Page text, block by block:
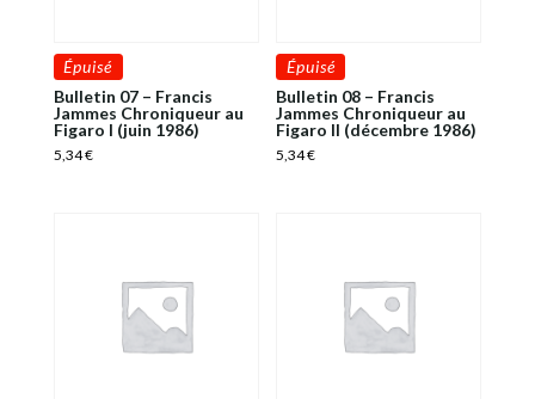
Épuisé
Bulletin 07 – Francis
Jammes Chroniqueur au
Figaro I (juin 1986)
5,34€
Épuisé
Bulletin 08 – Francis
Jammes Chroniqueur au
Figaro II (décembre 1986)
5,34€